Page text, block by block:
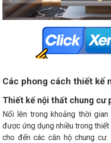
Các phong cách thiết kế
Thiết kế nội thất chung cư
Nổi lên trong khoảng thời
được ứng dụng nhiều trong
cho đến các căn hộ chung